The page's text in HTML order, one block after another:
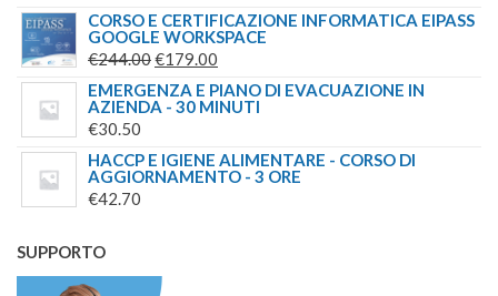
CORSO E CERTIFICAZIONE INFORMATICA EIPASS
GOOGLE WORKSPACE
€244.00IL
PREZZO
ORIGINALE
€244.00.
€179.00
PREZZO
ATTUALE
€179.00.
EMERGENZA E PIANO DI EVACUAZIONE IN
AZIENDA - 30 MINUTI
€30.50
HACCP E IGIENE ALIMENTARE - CORSO DI
AGGIORNAMENTO - 3 ORE
€42.70
SUPPORTO